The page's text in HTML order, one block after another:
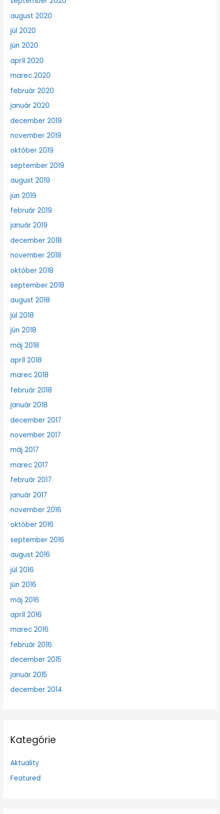
august 2020
júl 2020
jún 2020
apríl 2020
marec 2020
február 2020
január 2020
december 2019
november 2019
október 2019
september 2019
august 2019
jún 2019
február 2019
január 2019
december 2018
november 2018
október 2018
september 2018
august 2018
júl 2018
jún 2018
máj 2018
apríl 2018
marec 2018
február 2018
január 2018
december 2017
november 2017
máj 2017
marec 2017
február 2017
január 2017
november 2016
október 2016
september 2016
august 2016
júl 2016
jún 2016
máj 2016
apríl 2016
marec 2016
február 2016
december 2015
január 2015
december 2014
Kategórie
Aktuality
Featured